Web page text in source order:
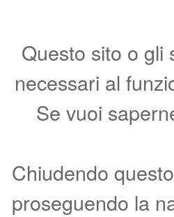
Questo sito o gli
necessari al
Se vuoi
Chiudendo
proseguendo la